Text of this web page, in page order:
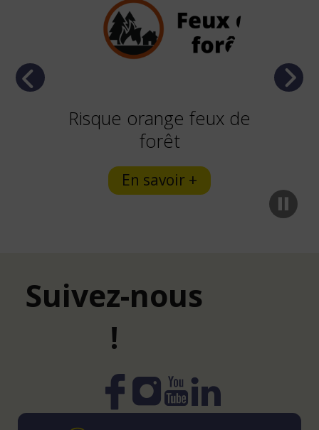
Previous
Risque orange feux de
forêt
En savoir +
Next
Suivez-nous
!
Instagram
YouTube
LinkedIn